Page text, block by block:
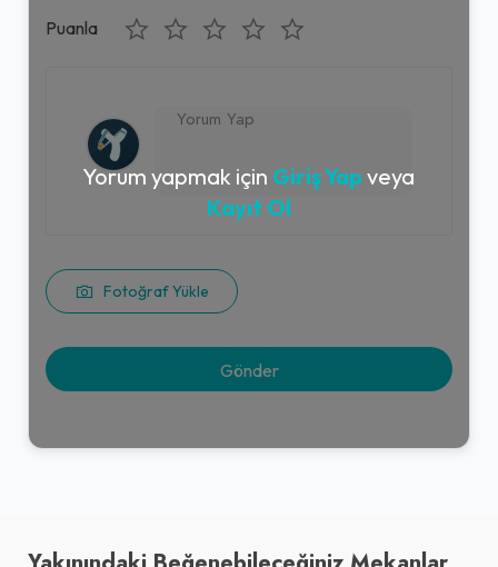
Puanla
Fotoğraf Yükle
Yorum yapmak için Giriş Yap veya
Kayıt Ol